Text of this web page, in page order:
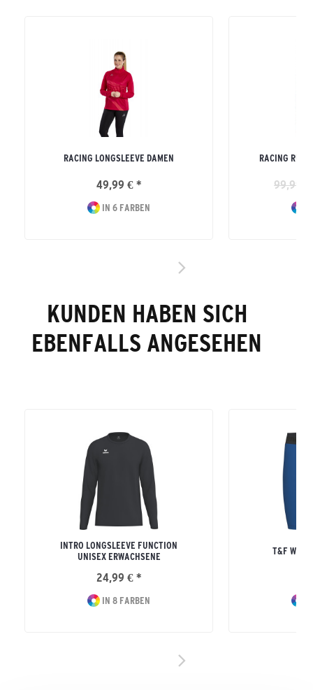
RACING LONGSLEEVE DAMEN
49,99 € *
IN 6 FARBEN
RACING
99,99
KUNDEN HABEN SICH
EBENFALLS ANGESEHEN
INTRO LONGSLEEVE FUNCTION
UNISEX ERWACHSENE
24,99 € *
IN 8 FARBEN
T&F